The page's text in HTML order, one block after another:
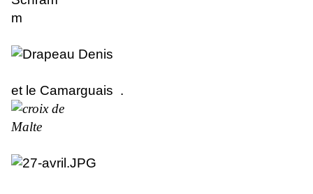
et le Camarguais .